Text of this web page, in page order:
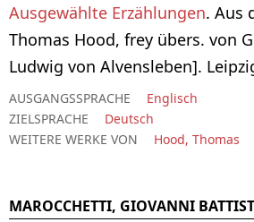
Ausgewählte Erzählungen. Aus
Thomas Hood, frey übers. von
Ludwig von Alvensleben].
AUSGANGSSPRACHE
Englisch
ZIELSPRACHE
Deutsch
WEITERE WERKE VON
Hood, Thomas
MAROCCHETTI, GIOVANNI